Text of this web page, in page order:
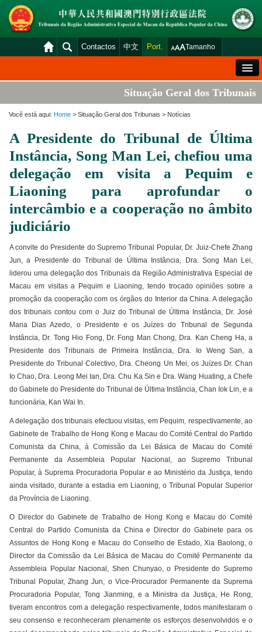
Contactos 中文 Port. Tamanho
Situação Geral dos Tribunais
Venda Judicial
Estatística
Consulta das declarações de rendimentos
Download
Plataforma electrónica dos tribunais
Situação Geral dos Tribunais
Você está aqui: Home > Situação Geral dos Tribunais > Notícias
A Presidente do Tribunal de Última
Instância, Song Man Lei, chefiou uma
delegação em visita a Pequim e
Liaoning para aprofundar o
intercâmbio e a cooperação no âmbito
judiciário
A convite do Presidente do Supremo Tribunal Popular, Dr. Juiz-Chefe Zhang
Jun, a Presidente do Tribunal de Última Instância, Dra. Song Man Lei,
liderou uma delegação dos Tribunais da Região Administrativa Especial de
Macau em visitas a Pequim e Liaoning, tendo trocado opiniões sobre a
promoção da cooperação com os órgãos do Interior da China. A delegação
dos tribunais contou com o Juiz do Tribunal de Última Instância, Dr. José
Maria Dias Azedo, o Presidente e os Juízes do Tribunal de Segunda
Instância, Dr. Tong Hio Fong, Dr. Fong Man Chong, Dra. Kan Cheng Ha, a
Presidente dos Tribunais de Primeira Instância, Dra. Io Weng San, a
Presidente do Tribunal Colectivo, Dra. Cheong Un Mei, os Juízes Dr. Chan
Io Chao, Dra. Leong Mei Ian, Dra. Chu Ka Sin e Dra. Wang Huating, a Chefe
do Gabinete do Presidente do Tribunal de Última Instância, Chan Iok Lin, e a
funcionária, Kan Wai In.
A delegação dos tribunais efectuou visitas, em Pequim, respectivamente, ao
Gabinete de Trabalho de Hong Kong e Macau do Comité Central do Partido
Comunista da China, à Comissão da Lei Básica de Macau do Comité
Permanente da Assembleia Popular Nacional, ao Supremo Tribunal
Popular, à Suprema Procuradoria Popular e ao Ministério da Justiça, tendo
ainda visitado, durante a estadia em Liaoning, o Tribunal Popular Superior
da Província de Liaoning.
O Director do Gabinete de Trabalho de Hong Kong e Macau do Comité
Central do Partido Comunista da China e Director do Gabinete para os
Assuntos de Hong Kong e Macau do Conselho de Estado, Xia Baolong, o
Director da Comissão da Lei Básica de Macau do Comité Permanente da
Assembleia Popular Nacional, Shen Chunyao, o Presidente do Supremo
Tribunal Popular, Zhang Jun, o Vice-Procurador Permanente da Suprema
Procuradoria Popular, Tong Jianming, e a Ministra da Justiça, He Rong,
tiveram encontros com a delegação respectivamente, todos manifestaram o
seu consenso e reconheceram plenamente os esforços desenvolvidos e o